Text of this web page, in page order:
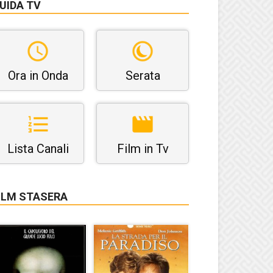
TV
Ora in Onda Serata
Lista Canali Film in Tv
STASERA